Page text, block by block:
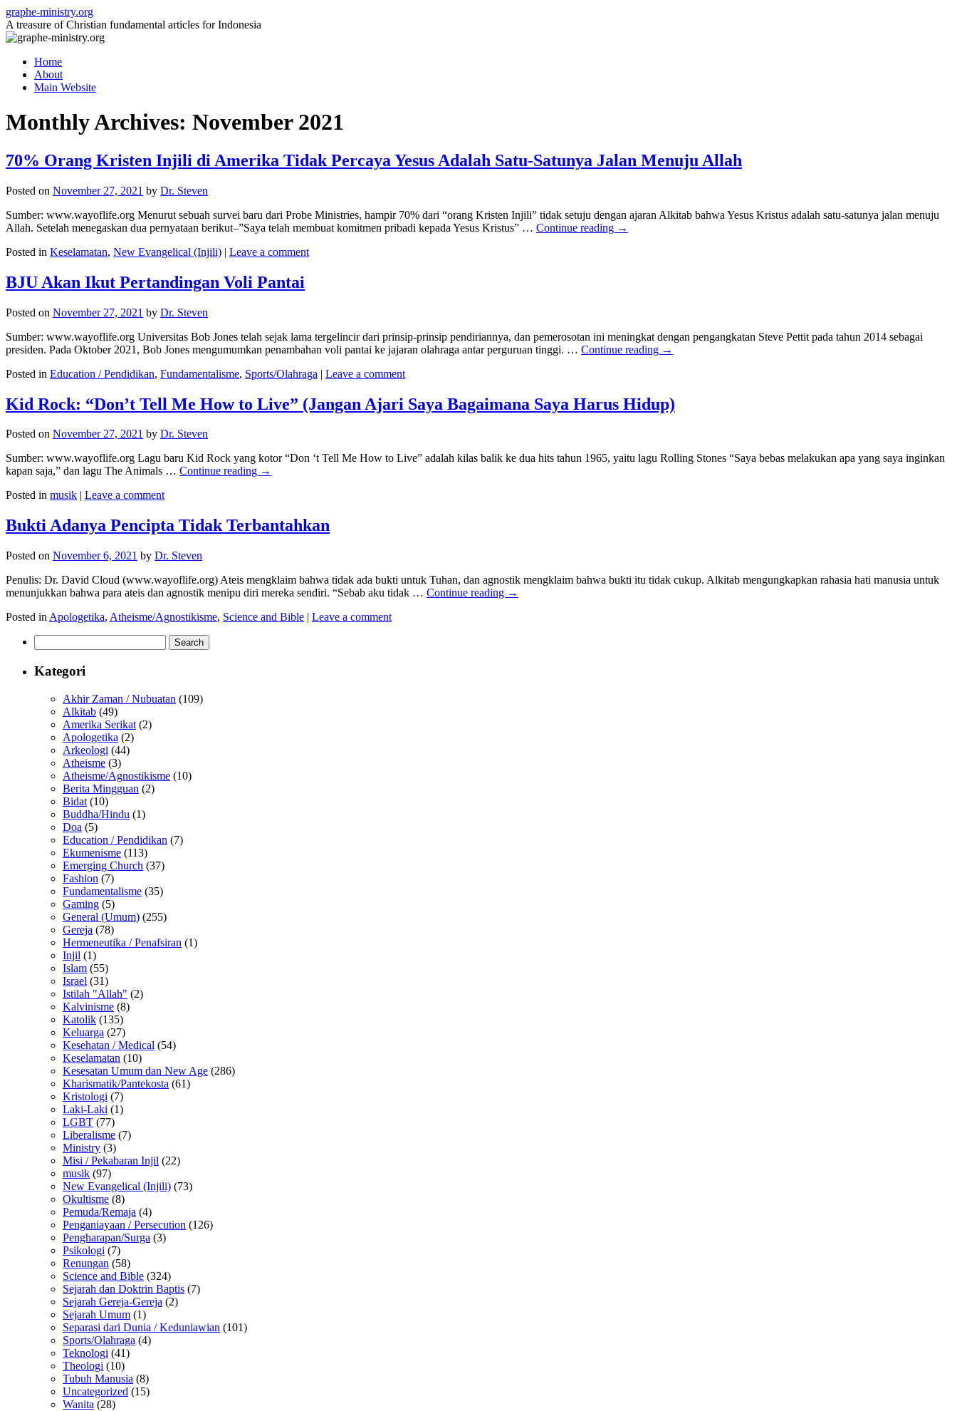
Skip
to
content
graphe-ministry.org
A treasure of Christian fundamental articles for Indonesia
Home
About
Main Website
Monthly Archives: November 2021
70% Orang Kristen Injili di Amerika Tidak Percaya Yesus Adalah Satu-Satunya Jalan Menuju Allah
Posted on November 27, 2021 by Dr. Steven
Sumber: www.wayoflife.org Menurut sebuah survei baru dari Probe Ministries, hampir 70% dari “orang Kristen Injili” tidak setuju dengan ajaran Alkitab bahwa Yesus Kristus adalah satu-satunya jalan menuju
Allah. Setelah menegaskan dua pernyataan berikut–”Saya telah membuat komitmen pribadi kepada Yesus Kristus” … Continue reading →
Posted in Keselamatan, New Evangelical (Injili) | Leave a comment
BJU Akan Ikut Pertandingan Voli Pantai
Posted on November 27, 2021 by Dr. Steven
Sumber: www.wayoflife.org Universitas Bob Jones telah sejak lama tergelincir dari prinsip-prinsip pendiriannya, dan pemerosotan ini meningkat dengan pengangkatan Steve Pettit pada tahun 2014 sebagai
presiden. Pada Oktober 2021, Bob Jones mengumumkan penambahan voli pantai ke jajaran olahraga antar perguruan tinggi. … Continue reading →
Posted in Education / Pendidikan, Fundamentalisme, Sports/Olahraga | Leave a comment
Kid Rock: “Don’t Tell Me How to Live” (Jangan Ajari Saya Bagaimana Saya Harus Hidup)
Posted on November 27, 2021 by Dr. Steven
Sumber: www.wayoflife.org Lagu baru Kid Rock yang kotor “Don ‘t Tell Me How to Live” adalah kilas balik ke dua hits tahun 1965, yaitu lagu Rolling Stones “Saya bebas melakukan apa yang saya inginkan
kapan saja,” dan lagu The Animals … Continue reading →
Posted in musik | Leave a comment
Bukti Adanya Pencipta Tidak Terbantahkan
Posted on November 6, 2021 by Dr. Steven
Penulis: Dr. David Cloud (www.wayoflife.org) Ateis mengklaim bahwa tidak ada bukti untuk Tuhan, dan agnostik mengklaim bahwa bukti itu tidak cukup. Alkitab mengungkapkan rahasia hati manusia untuk
menunjukkan bahwa para ateis dan agnostik menipu diri mereka sendiri. “Sebab aku tidak … Continue reading →
Posted in Apologetika, Atheisme/Agnostikisme, Science and Bible | Leave a comment
for:
Kategori
Akhir Zaman / Nubuatan (109)
Alkitab (49)
Amerika Serikat (2)
Apologetika (2)
Arkeologi (44)
Atheisme (3)
Atheisme/Agnostikisme (10)
Berita Mingguan (2)
Bidat (10)
Buddha/Hindu (1)
Doa (5)
Education / Pendidikan (7)
Ekumenisme (113)
Emerging Church (37)
Fashion (7)
Fundamentalisme (35)
Gaming (5)
General (Umum) (255)
Gereja (78)
Hermeneutika / Penafsiran (1)
Injil (1)
Islam (55)
Israel (31)
Istilah "Allah" (2)
Kalvinisme (8)
Katolik (135)
Keluarga (27)
Kesehatan / Medical (54)
Keselamatan (10)
Kesesatan Umum dan New Age (286)
Kharismatik/Pantekosta (61)
Kristologi (7)
Laki-Laki (1)
LGBT (77)
Liberalisme (7)
Ministry (3)
Misi / Pekabaran Injil (22)
musik (97)
New Evangelical (Injili) (73)
Okultisme (8)
Pemuda/Remaja (4)
Penganiayaan / Persecution (126)
Pengharapan/Surga (3)
Psikologi (7)
Renungan (58)
Science and Bible (324)
Sejarah dan Doktrin Baptis (7)
Sejarah Gereja-Gereja (2)
Sejarah Umum (1)
Separasi dari Dunia / Keduniawian (101)
Sports/Olahraga (4)
Teknologi (41)
Theologi (10)
Tubuh Manusia (8)
Uncategorized (15)
Wanita (28)